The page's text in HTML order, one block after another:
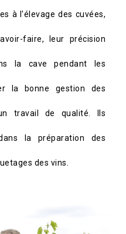
à l'élevage des cuvées,
faire, leur précision
la cave pendant les
la bonne gestion des
travail de qualité. Ils
la préparation des
des vins.